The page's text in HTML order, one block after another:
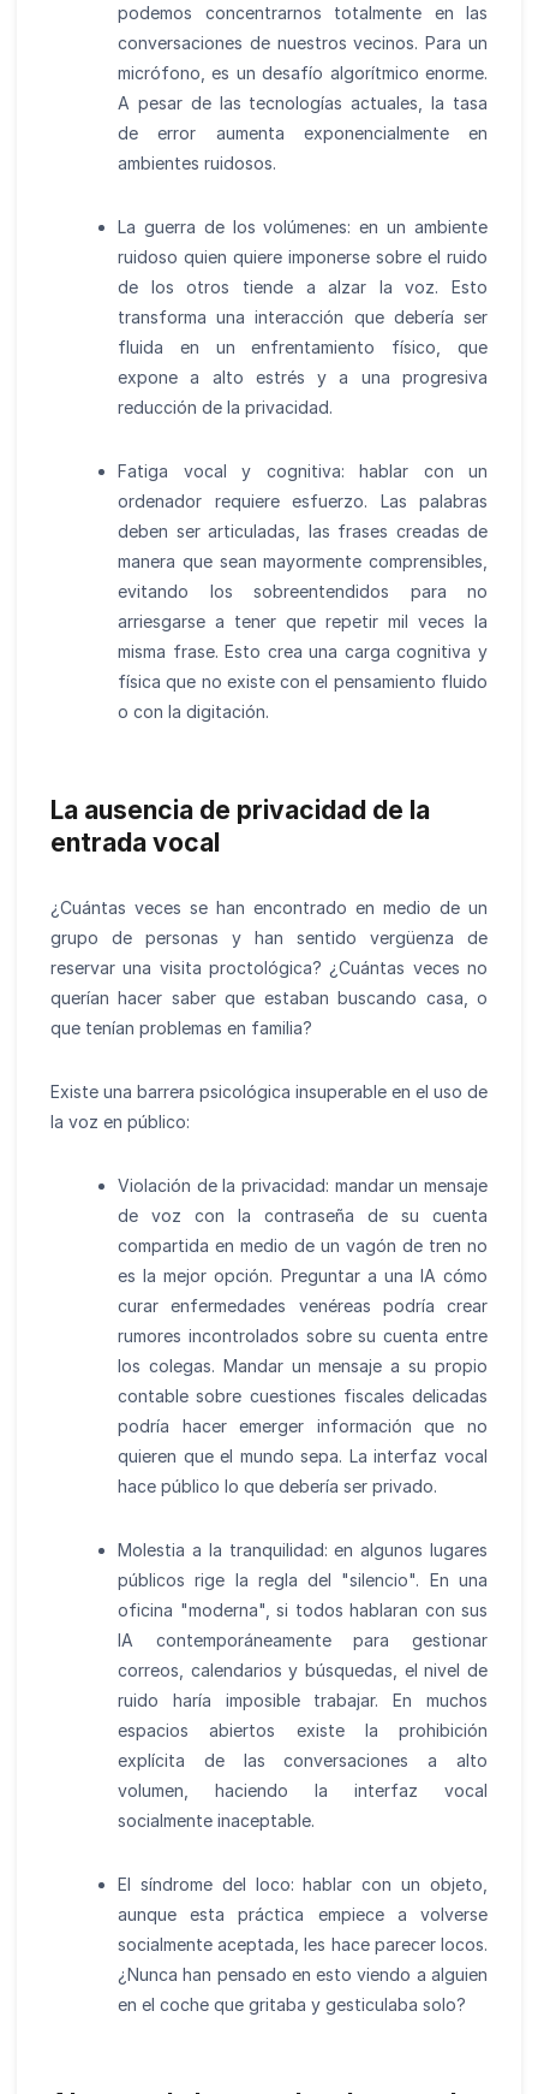
podemos concentrarnos totalmente en las
conversaciones de nuestros vecinos. Para un
micrófono, es un desafío algorítmico enorme.
A pesar de las tecnologías actuales, la tasa
de error aumenta exponencialmente en
ambientes ruidosos.
La guerra de los volúmenes: en un ambiente
ruidoso quien quiere imponerse sobre el ruido
de los otros tiende a alzar la voz. Esto
transforma una interacción que debería ser
fluida en un enfrentamiento físico, que
expone a alto estrés y a una progresiva
reducción de la privacidad.
Fatiga vocal y cognitiva: hablar con un
ordenador requiere esfuerzo. Las palabras
deben ser articuladas, las frases creadas de
manera que sean mayormente comprensibles,
evitando los sobreentendidos para no
arriesgarse a tener que repetir mil veces la
misma frase. Esto crea una carga cognitiva y
física que no existe con el pensamiento fluido
o con la digitación.
La ausencia de privacidad de la
entrada vocal
¿Cuántas veces se han encontrado en medio de un
grupo de personas y han sentido vergüenza de
reservar una visita proctológica? ¿Cuántas veces no
querían hacer saber que estaban buscando casa, o
que tenían problemas en familia?
Existe una barrera psicológica insuperable en el uso de
la voz en público:
Violación de la privacidad: mandar un mensaje
de voz con la contraseña de su cuenta
compartida en medio de un vagón de tren no
es la mejor opción. Preguntar a una IA cómo
curar enfermedades venéreas podría crear
rumores incontrolados sobre su cuenta entre
los colegas. Mandar un mensaje a su propio
contable sobre cuestiones fiscales delicadas
podría hacer emerger información que no
quieren que el mundo sepa. La interfaz vocal
hace público lo que debería ser privado.
Molestia a la tranquilidad: en algunos lugares
públicos rige la regla del "silencio". En una
oficina "moderna", si todos hablaran con sus
IA contemporáneamente para gestionar
correos, calendarios y búsquedas, el nivel de
ruido haría imposible trabajar. En muchos
espacios abiertos existe la prohibición
explícita de las conversaciones a alto
volumen, haciendo la interfaz vocal
socialmente inaceptable.
El síndrome del loco: hablar con un objeto,
aunque esta práctica empiece a volverse
socialmente aceptada, les hace parecer locos.
¿Nunca han pensado en esto viendo a alguien
en el coche que gritaba y gesticulaba solo?